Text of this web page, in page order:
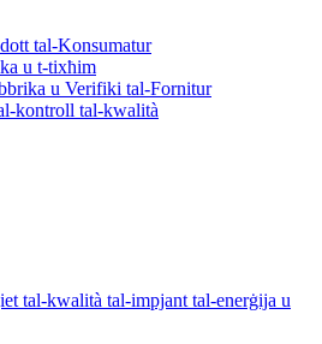
tal-Konsumatur
u t-tixħim
u Verifiki tal-Fornitur
kontroll tal-kwalità
tal-kwalità tal-impjant tal-enerġija u